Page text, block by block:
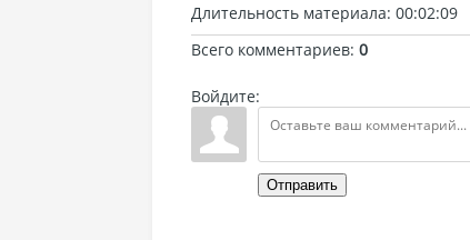
Длительность материала: 00:02:09
Всего комментариев: 0
Войдите:
Отправить